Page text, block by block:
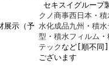
展示（予
セキスイグループ
クノ商事西日本 ・ 積
水化成品九州 ・ 積水
型 ・ 積水フィルム ・
テックなど[順不同]
ございます